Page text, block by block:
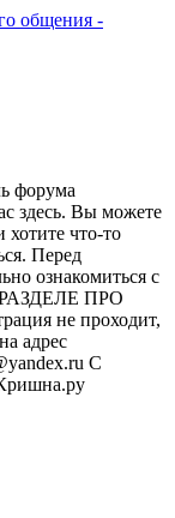
форума
здесь. Вы можете
что-то
Перед
ознакомиться с
ПРО
не проходит,
адрес
С